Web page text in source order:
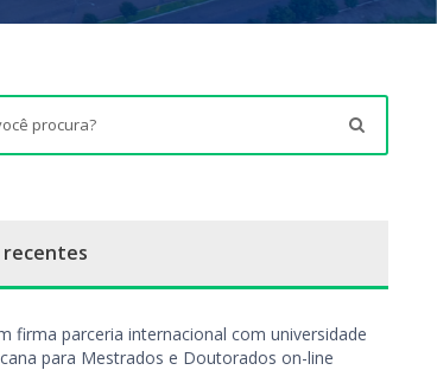
recentes
firma parceria internacional com universidade
para Mestrados e Doutorados on-line